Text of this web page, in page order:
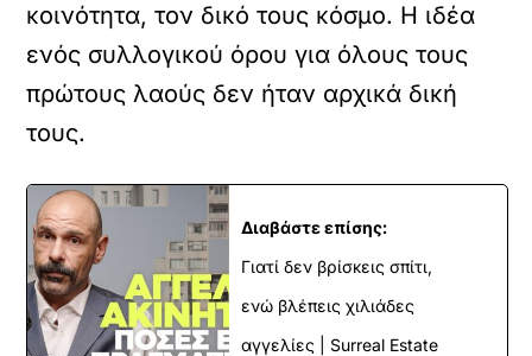
κοινότητα, τον δικό τους κόσμο. Η ιδέα
ενός συλλογικού όρου για όλους τους
πρώτους λαούς δεν ήταν αρχικά δική
τους.
Διαβάστε επίσης:
Γιατί δεν βρίσκεις σπίτι,
ενώ βλέπεις χιλιάδες
αγγελίες | Surreal Estate